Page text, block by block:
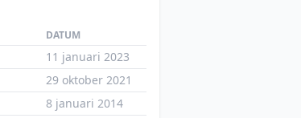
DATUM
11 januari 2023
29 oktober 2021
8 januari 2014